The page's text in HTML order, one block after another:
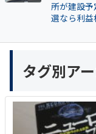
？市長当
タグ別ア